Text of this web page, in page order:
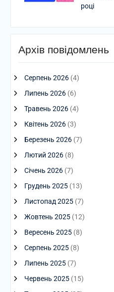
році
Архів повідомлень
Серпень 2026(4)
Липень 2026(6)
Травень 2026(4)
Квітень 2026(3)
Березень 2026(7)
Лютий 2026(8)
Січень 2026(7)
Грудень 2025(13)
Листопад 2025(7)
Жовтень 2025(12)
Вересень 2025(8)
Серпень 2025(8)
Липень 2025(7)
Червень 2025(15)